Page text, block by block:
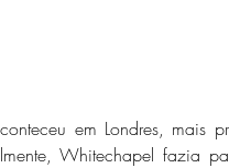
Whitechapel fazia